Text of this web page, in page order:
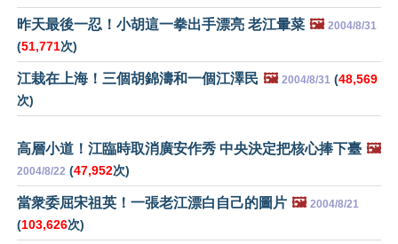
昨天最後一忍！小胡這一拳出手漂亮 老江暈菜 🖼️ 2004/8/31
(51,771次)
江栽在上海！三個胡錦濤和一個江澤民 🖼️ 2004/8/31 (48,569
次)
高層小道！江臨時取消廣安作秀 中央決定把核心捧下臺 🖼️
2004/8/22 (47,952次)
當衆委屈宋祖英！一張老江漂白自己的圖片 🖼️ 2004/8/21
(103,626次)